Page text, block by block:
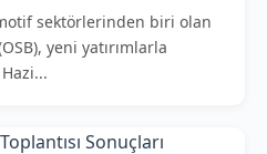
sektörlerinden biri olan
yeni yatırımlarla